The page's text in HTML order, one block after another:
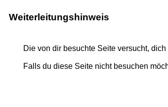
Weiterleitungshinweis
Die von dir besuchte Seite versucht, dich
Falls du diese Seite nicht besuchen